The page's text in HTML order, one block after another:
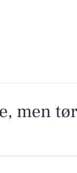
men